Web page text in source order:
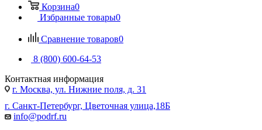
Корзина0
Избранные товары0
Сравнение товаров0
8 (800) 600-64-53
Контактная информация
г. Москва, ул. Нижние поля, д. 31
г. Санкт-Петербург, Цветочная улица,18Б
info@podrf.ru